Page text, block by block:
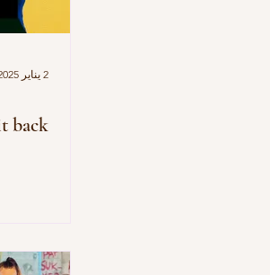
2 يناير 2025
back